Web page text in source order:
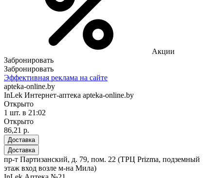
Акции
Забронировать
Забронировать
Эффективная реклама на сайте
apteka-online.by
InLek Интернет-аптека apteka-online.by
Открыто
1 шт. в 21:02
Открыто
86,21 р.
Доставка
Доставка
пр-т Партизанский, д. 79, пом. 22 (ТРЦ Prizma, подземный
этаж вход возле м-на Мила)